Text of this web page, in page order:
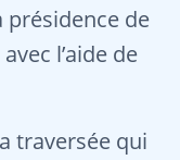
présidence de
l’aide de
traversée qui